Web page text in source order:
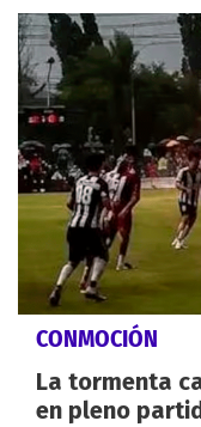
CONMOCIÓN
La tormenta
en pleno